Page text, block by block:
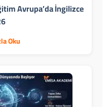
Avrupa’da İngilizce
Oku